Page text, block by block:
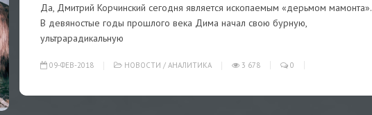
Да, Дмитрий Корчинский сегодня является ископаемым «дерьмом мамонта».
В девяностые годы прошлого века Дима начал свою бурную,
ультрарадикальную
09-ФЕВ-2018 НОВОСТИ / АНАЛИТИКА 3 678 0